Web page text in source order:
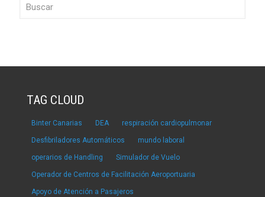
TAG CLOUD
Binter Canarias DEA respiración cardiopulmonar
Desfibriladores Automáticos mundo laboral
operarios de Handling Simulador de Vuelo
Operador de Centros de Facilitación Aeroportuaria
Apoyo de Atención a Pasajeros